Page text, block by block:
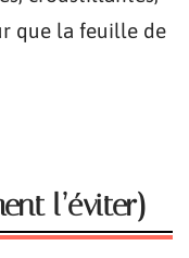
que la feuille de
l’éviter)